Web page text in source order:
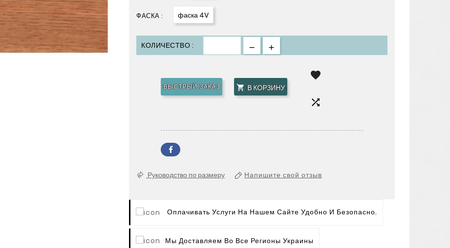
ФАСКА : фаска 4V
КОЛИЧЕСТВО :
 В КОРЗИНУ
БЫСТРЫЙ ЗАКАЗ


Руководство по размеру Напишите свой отзыв
Оплачивать Услуги На Нашем Сайте Удобно И Безопасно.
Мы Доставляем Во Все Регионы Украины